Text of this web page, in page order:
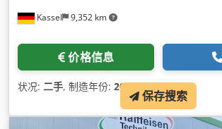
Kassel 9,352 km
价格信息
状况: 二手, 制造年份: 2023,
保存搜索